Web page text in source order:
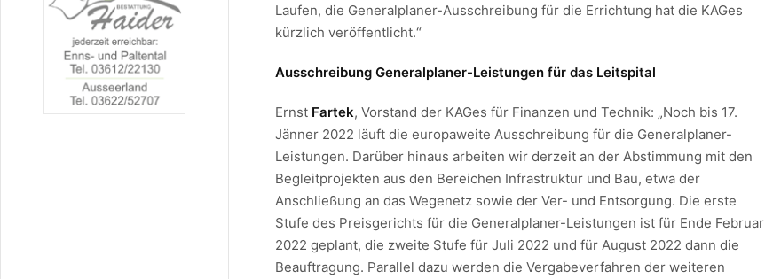
Laufen, die Generalplaner-Ausschreibung für die Errichtung hat die KAGes
kürzlich veröffentlicht.“
Ausschreibung Generalplaner-Leistungen für das Leitspital
Ernst Fartek, Vorstand der KAGes für Finanzen und Technik: „Noch bis 17.
Jänner 2022 läuft die europaweite Ausschreibung für die Generalplaner-
Leistungen. Darüber hinaus arbeiten wir derzeit an der Abstimmung mit den
Begleitprojekten aus den Bereichen Infrastruktur und Bau, etwa der
Anschließung an das Wegenetz sowie der Ver- und Entsorgung. Die erste
Stufe des Preisgerichts für die Generalplaner-Leistungen ist für Ende Februar
2022 geplant, die zweite Stufe für Juli 2022 und für August 2022 dann die
Beauftragung. Parallel dazu werden die Vergabeverfahren der weiteren